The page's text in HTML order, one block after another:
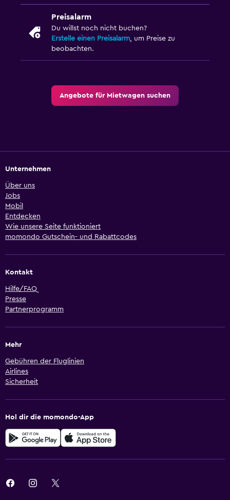
Preisalarm
Du willst noch nicht buchen?
Erstelle einen Preisalarm, um Preise zu
beobachten.
Angebote für Mietwagen suchen
Unternehmen
Über uns
Jobs
Mobil
Entdecken
Wie unsere Seite funktioniert
momondo Gutschein- und Rabattcodes
Kontakt
Hilfe/FAQ
Presse
Partnerprogramm
Mehr
Gebühren der Fluglinien
Airlines
Sicherheit
Hol dir die momondo-App